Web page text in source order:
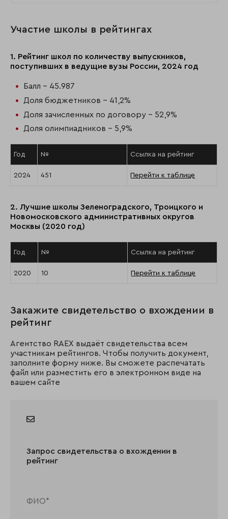
Участие школы в рейтингах
1. Рейтинг школ по количеству выпускников,
поступивших в ведущие вузы России, 2024 год
Балл - 45.987
Доля бюджетников - 41,2%
Доля зачисленных по договору - 52,9%
Доля олимпиадников - 5,9%
Год № Ссылка на рейтинг
2024 451 Перейти к таблице
2. Лучшие школы Зеленоградского, Троицкого и
Новомосковского административных округов
Москвы (2020 год)
Год № Ссылка на рейтинг
2020 10 Перейти к таблице
Закажите свидетельство о вхождении в
рейтинг
Агентство RAEX выдаёт свидетельства всем
участникам рейтингов. Чтобы получить документ,
заполните форму ниже. Вы сможете распечатать
файл или разместить его в электронном виде на
вашем сайте
Запрос свидетельства о вхождении в
рейтинг